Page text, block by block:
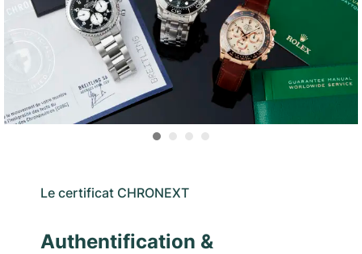
Le certificat CHRONEXT
Authentification &